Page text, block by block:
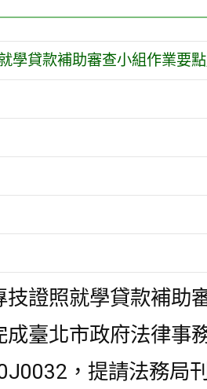
學貸款補助審查小組作業要
技證照就學貸款補助
臺北市政府法律事
，提請法務局